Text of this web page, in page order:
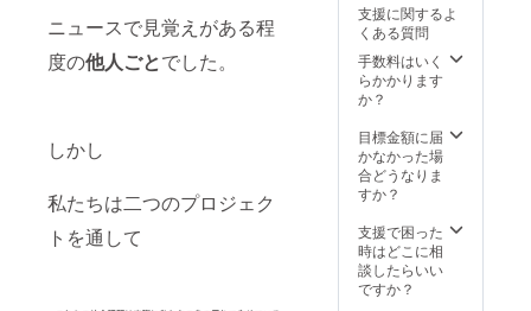
ニュースで見覚えがある程
度の他人ごとでした。
しかし
私たちは二つのプロジェク
トを通して
の分野
では随
分前か
ら使わ
で、教
育とい
う意味
ケー
ション
と娯楽
という
や畑ま
で来る
ことが
難しい
達から
お野菜
の成長
致しま
す！そ
して収
穫した
支援に関するよ
くある質問
手数料はいく
らかかります
か？
目標金額に届
かなかった場
合どうなりま
すか？
支援で困った
時はどこに相
談したらいい
ですか？